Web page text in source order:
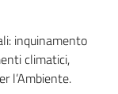
inquinamento
climatici,
l’Ambiente.